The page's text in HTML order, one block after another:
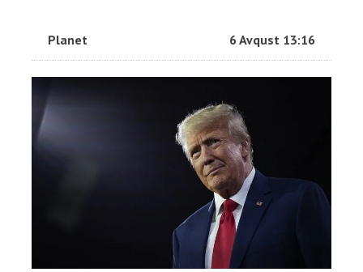
Planet 6 Avqust 13:16